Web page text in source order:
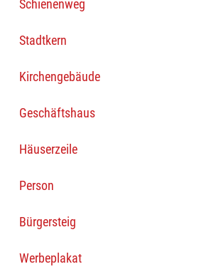
Schienenweg
Stadtkern
Kirchengebäude
Geschäftshaus
Häuserzeile
Person
Bürgersteig
Werbeplakat